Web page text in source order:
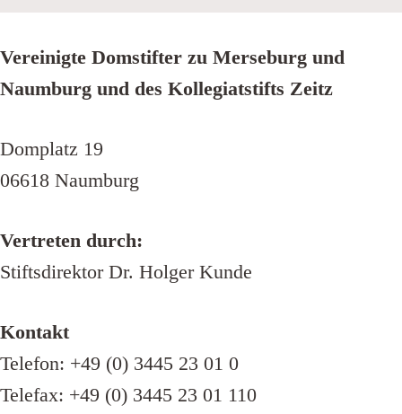
Vereinigte Domstifter zu Merseburg und
Naumburg und des Kollegiatstifts Zeitz
Domplatz 19
06618 Naumburg
Vertreten durch:
Stiftsdirektor Dr. Holger Kunde
Kontakt
Telefon: +49 (0) 3445 23 01 0
Telefax: +49 (0) 3445 23 01 110